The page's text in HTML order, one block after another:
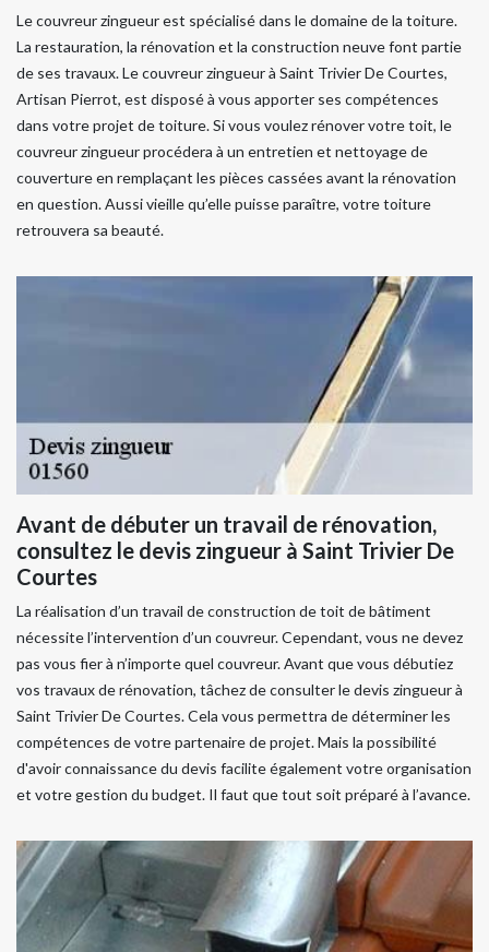
Le couvreur zingueur est spécialisé dans le domaine de la toiture.
La restauration, la rénovation et la construction neuve font partie
de ses travaux. Le couvreur zingueur à Saint Trivier De Courtes,
Artisan Pierrot, est disposé à vous apporter ses compétences
dans votre projet de toiture. Si vous voulez rénover votre toit, le
couvreur zingueur procédera à un entretien et nettoyage de
couverture en remplaçant les pièces cassées avant la rénovation
en question. Aussi vieille qu’elle puisse paraître, votre toiture
retrouvera sa beauté.
Avant de débuter un travail de rénovation,
consultez le devis zingueur à Saint Trivier De
Courtes
La réalisation d’un travail de construction de toit de bâtiment
nécessite l’intervention d’un couvreur. Cependant, vous ne devez
pas vous fier à n’importe quel couvreur. Avant que vous débutiez
vos travaux de rénovation, tâchez de consulter le devis zingueur à
Saint Trivier De Courtes. Cela vous permettra de déterminer les
compétences de votre partenaire de projet. Mais la possibilité
d'avoir connaissance du devis facilite également votre organisation
et votre gestion du budget. Il faut que tout soit préparé à l’avance.